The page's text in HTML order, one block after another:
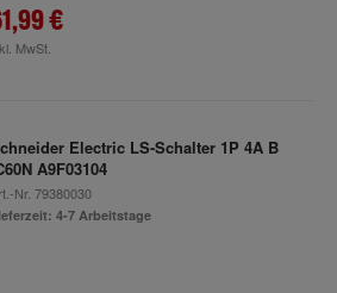
€
MwSt.
Electric LS-Schalter 1P 4A B
A9F03104
Nr. 79380030
4-7 Arbeitstage